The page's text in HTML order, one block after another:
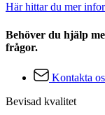
Här hittar du mer
Behöver du hjälp
frågor.
Kontakta
Bevisad kvalitet